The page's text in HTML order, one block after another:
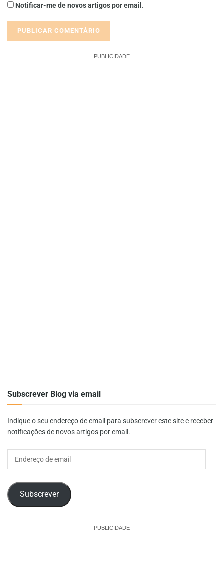
Notificar-me de novos artigos por email.
PUBLICIDADE
Subscrever Blog via email
Indique o seu endereço de email para subscrever este site e receber
notificações de novos artigos por email.
Endereço
Subscrever
PUBLICIDADE